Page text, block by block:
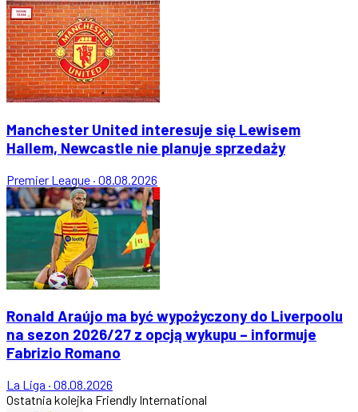
Manchester United interesuje się Lewisem
Hallem, Newcastle nie planuje sprzedaży
Premier League · 08.08.2026
Ronald Araújo ma być wypożyczony do Liverpoolu
na sezon 2026/27 z opcją wykupu – informuje
Fabrizio Romano
La Liga · 08.08.2026
Ostatnia kolejka Friendly International